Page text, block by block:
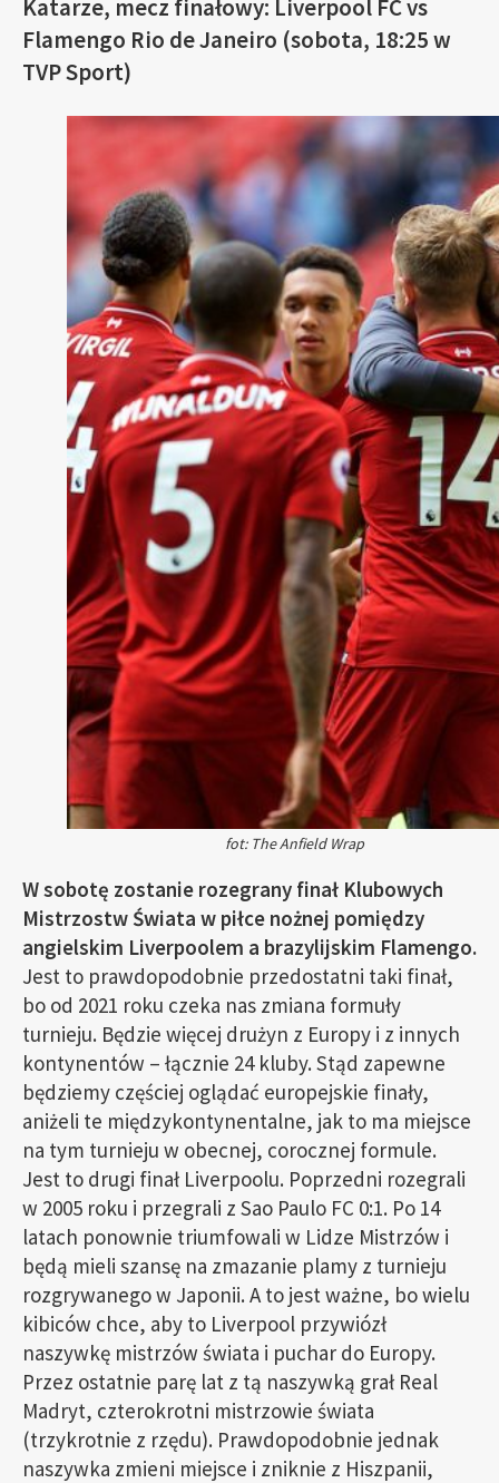
Katarze, mecz finałowy: Liverpool FC vs
Flamengo Rio de Janeiro (sobota, 18:25 w
TVP Sport)
fot: The Anfield Wrap
W sobotę zostanie rozegrany finał Klubowych
Mistrzostw Świata w piłce nożnej pomiędzy
angielskim Liverpoolem a brazylijskim Flamengo.
Jest to prawdopodobnie przedostatni taki finał,
bo od 2021 roku czeka nas zmiana formuły
turnieju. Będzie więcej drużyn z Europy i z innych
kontynentów – łącznie 24 kluby. Stąd zapewne
będziemy częściej oglądać europejskie finały,
aniżeli te międzykontynentalne, jak to ma miejsce
na tym turnieju w obecnej, corocznej formule.
Jest to drugi finał Liverpoolu. Poprzedni rozegrali
w 2005 roku i przegrali z Sao Paulo FC 0:1. Po 14
latach ponownie triumfowali w Lidze Mistrzów i
będą mieli szansę na zmazanie plamy z turnieju
rozgrywanego w Japonii. A to jest ważne, bo wielu
kibiców chce, aby to Liverpool przywiózł
naszywkę mistrzów świata i puchar do Europy.
Przez ostatnie parę lat z tą naszywką grał Real
Madryt, czterokrotni mistrzowie świata
(trzykrotnie z rzędu). Prawdopodobnie jednak
naszywka zmieni miejsce i zniknie z Hiszpanii,